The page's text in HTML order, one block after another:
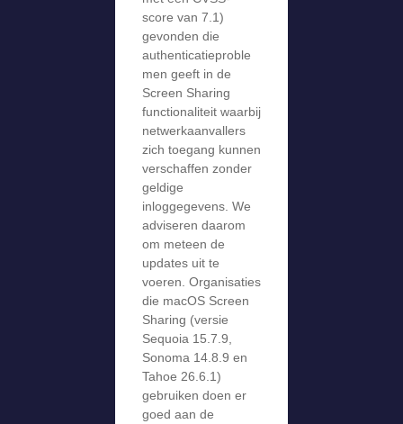
score van 7.1)
gevonden die
authenticatieproble
men geeft in de
Screen Sharing
functionaliteit waarbij
netwerkaanvallers
zich toegang kunnen
verschaffen zonder
geldige
inloggegevens. We
adviseren daarom
om meteen de
updates uit te
voeren. Organisaties
die macOS Screen
Sharing (versie
Sequoia 15.7.9,
Sonoma 14.8.9 en
Tahoe 26.6.1)
gebruiken doen er
goed aan de